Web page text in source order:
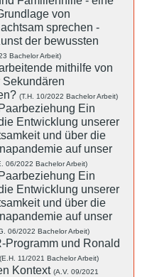
von
sprechen -
der bewussten
Bachelor Arbeit)
mithilfe von
Sekundären
(T.H. 10/2022 Bachelor Arbeit)
Ein
Entwicklung unserer
und über die
auf unser
06/2022 Bachelor Arbeit)
Ein
Entwicklung unserer
und über die
auf unser
06/2022 Bachelor Arbeit)
Programm und Ronald
(E.H. 11/2021 Bachelor Arbeit)
Kontext (A.V. 09/2021